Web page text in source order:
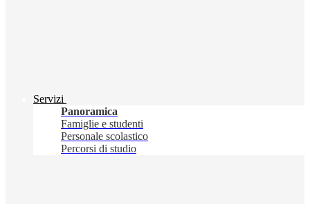
Servizi
Panoramica
Famiglie e studenti
Personale scolastico
Percorsi di studio